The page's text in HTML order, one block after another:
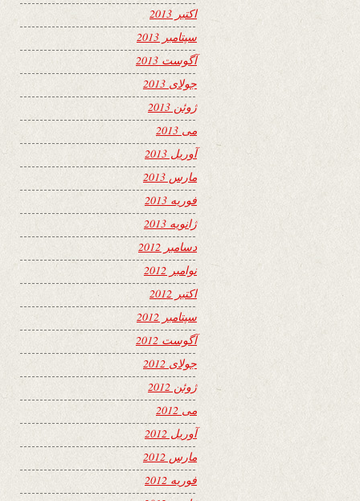
اکتبر 2013
سپتامبر 2013
آگوست 2013
جولای 2013
ژوئن 2013
می 2013
آوریل 2013
مارس 2013
فوریه 2013
ژانویه 2013
دسامبر 2012
نوامبر 2012
اکتبر 2012
سپتامبر 2012
آگوست 2012
جولای 2012
ژوئن 2012
می 2012
آوریل 2012
مارس 2012
فوریه 2012